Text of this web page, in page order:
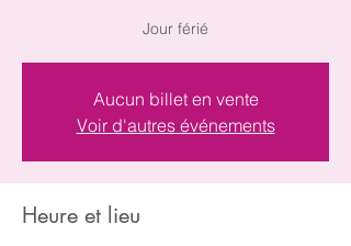
Jour férié
Aucun billet en vente
Voir d'autres événements
Heure et lieu